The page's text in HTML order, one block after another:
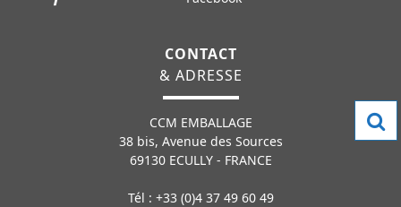
CONTACT
& ADRESSE
CCM EMBALLAGE
38 bis, Avenue des Sources
69130 ECULLY - FRANCE
Tél : +33 (0)4 37 49 60 49